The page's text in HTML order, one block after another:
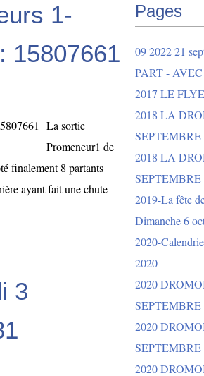
1-
15807661
La sortie
Promeneur1 de
finalement 8 partants
ayant fait une chute
3
Pages
09 2022 21
PART -
2017 LE
2018 LA
SEPTEMBRE
2018 LA
SEPTEMBRE
2019-La fête
Dimanche 6
2020-
2020
2020
SEPTEMBRE
2020
SEPTEMBRE
2020